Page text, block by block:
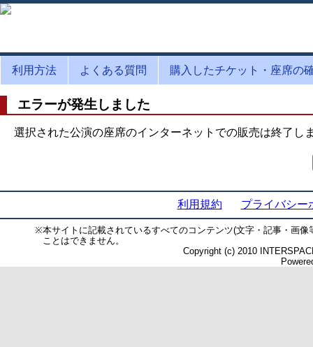
利用方法 よくある質問 購入したチケット・座席の
エラーが発生しました
選択された公演の座席のインターネットでの販売は終了し
利用規約 プライバシー
※本サイトに記載されているすべてのコンテンツ(文字・記事・画
ことはできません。
Copyright (c) 2010